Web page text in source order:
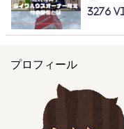
3276
プロフィール